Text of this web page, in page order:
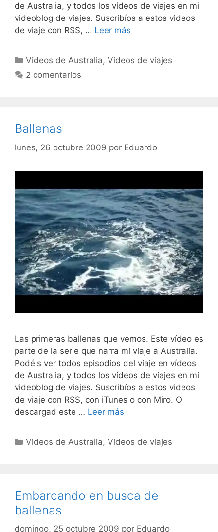
de Australia, y todos los vídeos de viajes en mi
videoblog de viajes. Suscribíos a estos videos
de viaje con RSS, … Leer más
Categorías
Videos de Australia,Videos de viajes
2 comentarios
Ballenas
lunes, 26 octubre 2009 por Eduardo
Las primeras ballenas que vemos. Este vídeo es
parte de la serie que narra mi viaje a Australia.
Podéis ver todos episodios del viaje en vídeos
de Australia, y todos los vídeos de viajes en mi
videoblog de viajes. Suscribíos a estos videos
de viaje con RSS, con iTunes o con Miro. O
descargad este … Leer más
Categorías
Videos de Australia,Videos de viajes
Embarcando en busca de
ballenas
domingo, 25 octubre 2009 por Eduardo